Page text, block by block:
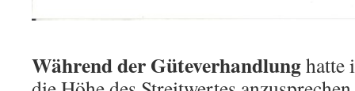
Während der Güteverhandlunghatte